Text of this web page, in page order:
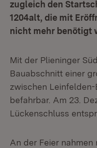
zugleich den
1204alt, die mit
nicht mehr benötigt
Mit der Plieninger
Bauabschnitt einer
zwischen
befahrbar. Am 23.
Lückenschluss
An der Feier nahmen